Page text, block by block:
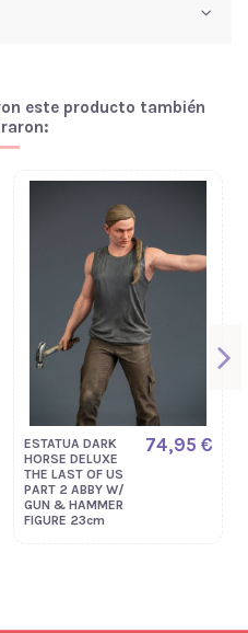
este producto también
ESTATUA DARK
HORSE DELUXE
THE LAST OF US
PART 2 ABBY W/
GUN & HAMMER
FIGURE 23cm
74,95 €